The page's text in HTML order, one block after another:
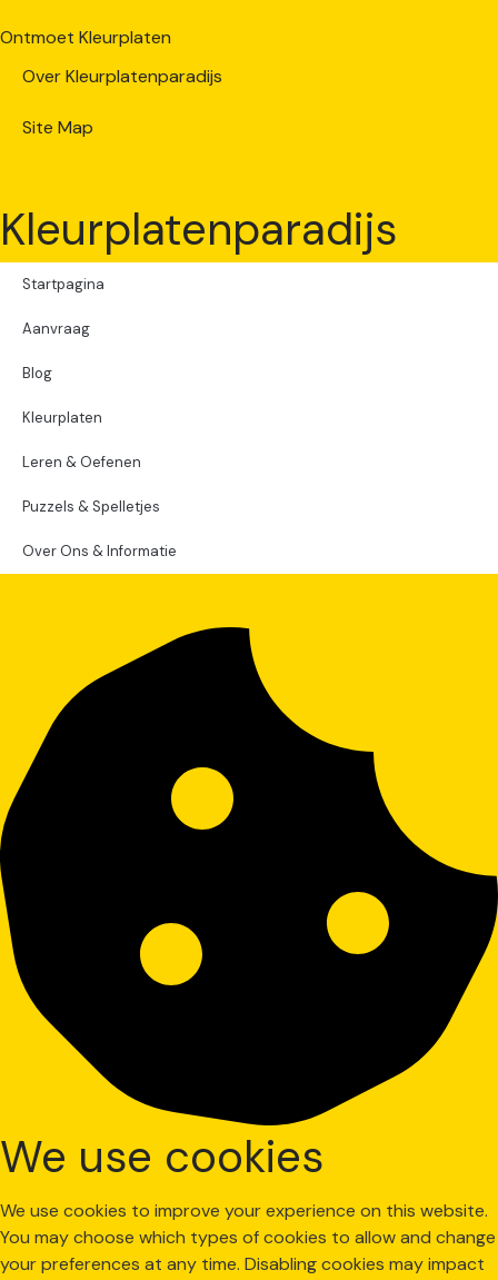
Ontmoet Kleurplaten
Over Kleurplatenparadijs
Site Map
Kleurplatenparadijs
Startpagina
Aanvraag
Blog
Kleurplaten
Leren & Oefenen
Puzzels & Spelletjes
Over Ons & Informatie
We use cookies
We use cookies to improve your experience on this website.
You may choose which types of cookies to allow and change
your preferences at any time. Disabling cookies may impact